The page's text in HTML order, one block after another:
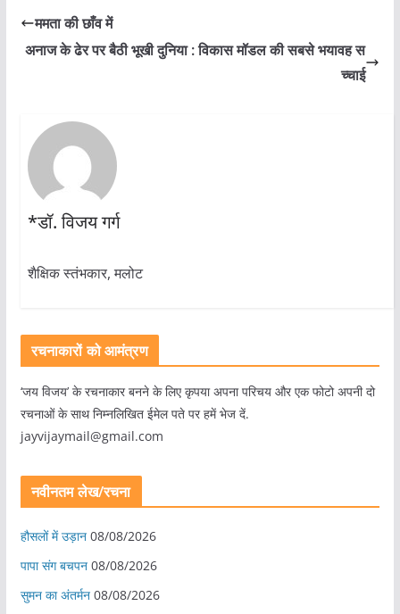
ममता की छाँव में
अनाज के ढेर पर बैठी भूखी दुनिया : विकास मॉडल की सबसे भयावह स
च्चाई
*डॉ. विजय गर्ग
शैक्षिक स्तंभकार, मलोट
रचनाकारों को आमंत्रण
‘जय विजय’ के रचनाकार बनने के लिए कृपया अपना परिचय और एक फोटो अपनी दो
रचनाओं के साथ निम्नलिखित ईमेल पते पर हमें भेज दें.
jayvijaymail@gmail.com
नवीनतम लेख/रचना
हौसलों में उड़ान 08/08/2026
पापा संग बचपन 08/08/2026
सुमन का अंतर्मन 08/08/2026